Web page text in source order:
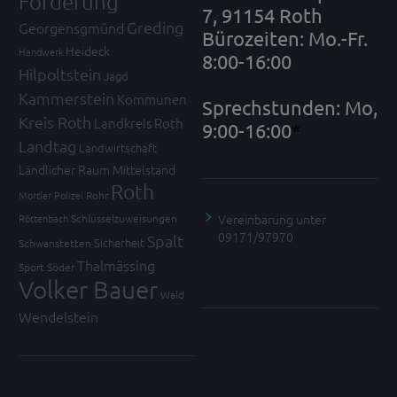
Georgensgmünd Greding
Handwerk Heideck
Hilpoltstein Jagd
Kammerstein Kommunen
Kreis Roth Landkreis Roth
Landtag Landwirtschaft
Ländlicher Raum Mittelstand
Mortler Polizei Rohr Roth
Röttenbach Schlüsselzuweisungen
Schwanstetten Sicherheit Spalt
Sport SöderThalmässing
Volker BauerWald
Wendelstein
7, 91154 Roth
Bürozeiten: Mo.-Fr.
8:00-16:00
Sprechstunden: Mo,
9:00-16:00*
Vereinbarung unter
09171/97970